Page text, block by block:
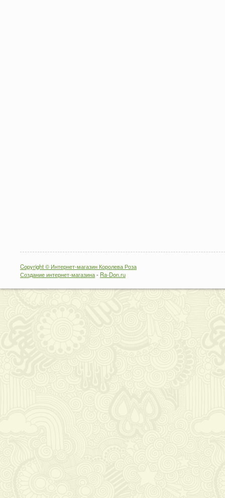
Copyright © Интернет-магазин Королева Роза
Создание интернет-магазина- Ra-Don.ru